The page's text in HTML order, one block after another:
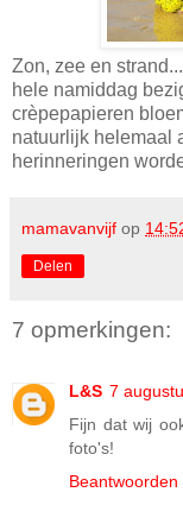
Zon, zee en
hele namiddag
crèpepapieren
natuurlijk helemaal
herinneringen
mamavanvijf op
Delen
7 opmerkingen:
L&S 7
Fijn dat wij
foto's!
Beantwoorden